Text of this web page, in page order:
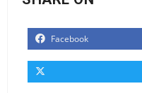
Facebook